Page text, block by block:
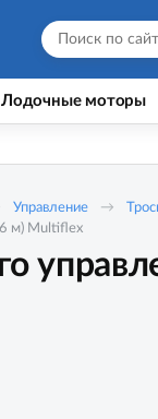
Лодочные моторы
Управление
м) Multiflex